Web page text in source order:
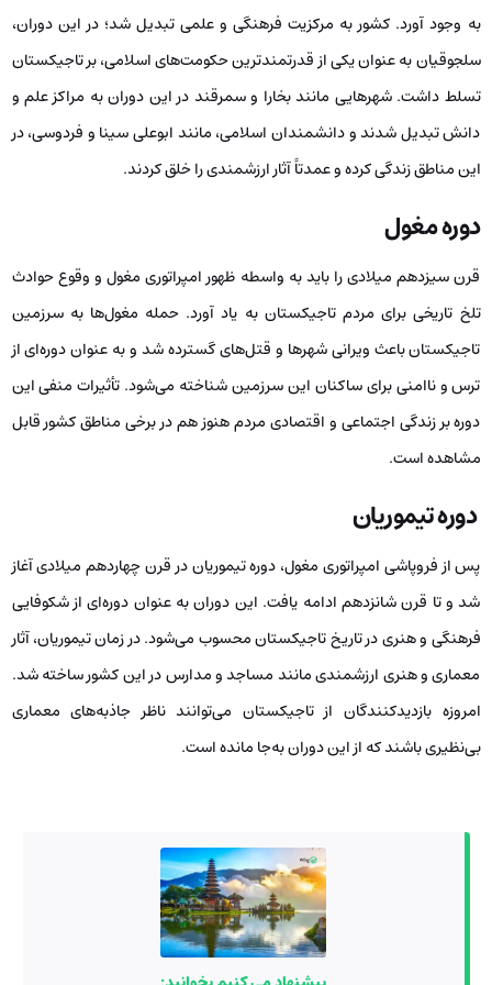
به ‌وجود آورد. کشور به مرکزیت فرهنگی و علمی تبدیل شد؛ در این دوران،
سلجوقیان به‌ عنوان یکی از قدرتمندترین حکومت‌های اسلامی، بر تاجیکستان
تسلط داشت. شهرهایی مانند بخارا و سمرقند در این دوران به مراکز علم و
دانش تبدیل شدند و دانشمندان اسلامی، مانند ابوعلی سینا و فردوسی، در
این مناطق زندگی کرده و عمدتاً آثار ارزشمندی را خلق کردند.
دوره مغول
قرن سیزدهم میلادی را باید به‌ واسطه ظهور امپراتوری مغول و وقوع حوادث
تلخ تاریخی برای مردم تاجیکستان به یاد آورد. حمله مغول‌ها به سرزمین
تاجیکستان باعث ویرانی شهرها و قتل‌های گسترده شد و به ‌عنوان دوره‌ای از
ترس و ناامنی برای ساکنان این سرزمین شناخته می‌شود. تأثیرات منفی این
دوره بر زندگی اجتماعی و اقتصادی مردم هنوز هم در برخی مناطق کشور قابل
مشاهده است.
دوره تیموریان
پس از فروپاشی امپراتوری مغول، دوره تیموریان در قرن چهاردهم میلادی آغاز
شد و تا قرن شانزدهم ادامه یافت. این دوران به ‌عنوان دوره‌ای از شکوفایی
فرهنگی و هنری در تاریخ تاجیکستان محسوب می‌شود. در زمان تیموریان، آثار
معماری و هنری ارزشمندی مانند مساجد و مدارس در این کشور ساخته شد.
امروزه بازدیدکنندگان از تاجیکستان می‌توانند ناظر جاذبه‌های معماری
بی‌نظیری باشند که از این دوران به‌جا مانده است.